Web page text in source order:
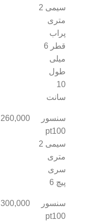
سیمی 2
متری
پراب
قطر 6
میلی
طول
10
سانت
سنسور
pt100
سیمی 2
متری
سری
پیچ 6
260,000
سنسور
pt100
300,000